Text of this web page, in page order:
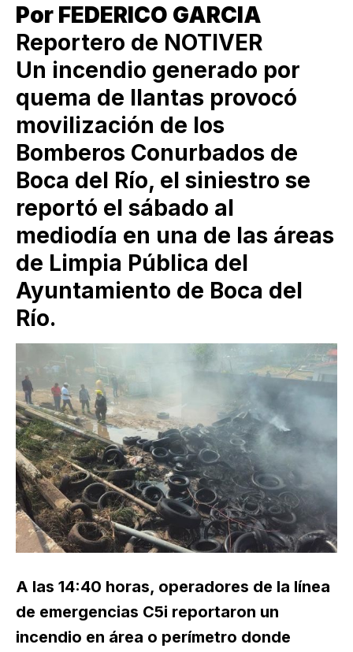
Por FEDERICO GARCIA
Reportero de NOTIVER
Un incendio generado por
quema de llantas provocó
movilización de los
Bomberos Conurbados de
Boca del Río, el siniestro se
reportó el sábado al
mediodía en una de las áreas
de Limpia Pública del
Ayuntamiento de Boca del
Río.
A las 14:40 horas, operadores de la línea
de emergencias C5i reportaron un
incendio en área o perímetro donde